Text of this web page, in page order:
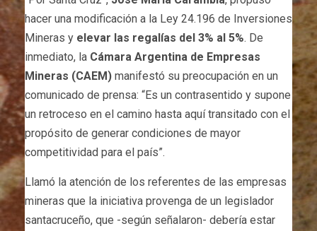
hacer una modificación a la Ley 24.196 de Inversiones
Mineras y elevar las regalías del 3% al 5%. De
inmediato, la Cámara Argentina de Empresas
Mineras (CAEM) manifestó su preocupación en un
comunicado de prensa: “Es un contrasentido y supone
un retroceso en el camino hasta aquí transitado con el
propósito de generar condiciones de mayor
competitividad para el país”.
Llamó la atención de los referentes de las empresas
mineras que la iniciativa provenga de un legislador
santacruceño, que -según señalaron- debería estar